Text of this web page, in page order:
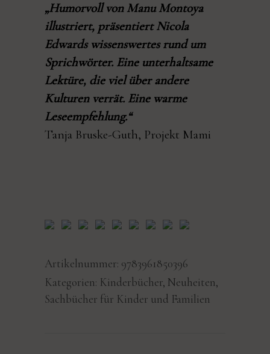
„Humorvoll von Manu Montoya
illustriert, präsentiert Nicola
Edwards wissenswertes rund um
Sprichwörter. Eine unterhaltsame
Lektüre, die viel über andere
Kulturen verrät. Eine warme
Leseempfehlung.“
Tanja Bruske-Guth, Projekt Mami
Artikelnummer: 9783961850396
Kategorien: Kinderbücher, Neuheiten,
Sachbücher für Kinder und Familien